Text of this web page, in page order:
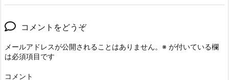
コメントをどうぞ
メールアドレスが公開されることはありません。 ※ が付いている欄
は必須項目です
コメント